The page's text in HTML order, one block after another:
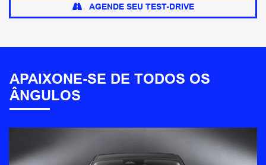
AGENDE SEU TEST-DRIVE
APAIXONE-SE DE TODOS OS
ÂNGULOS